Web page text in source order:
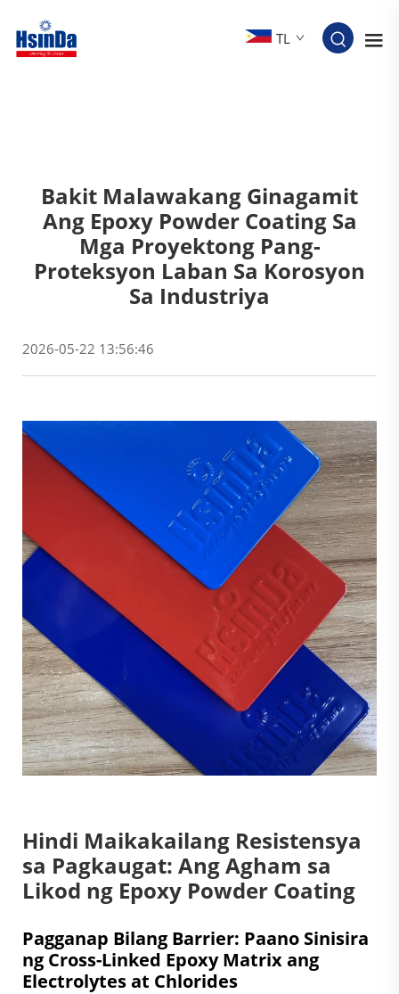
TL
Bakit Malawakang Ginagamit
Ang Epoxy Powder Coating Sa
Mga Proyektong Pang-
Proteksyon Laban Sa Korosyon
Sa Industriya
2026-05-22 13:56:46
Hindi Maikakailang Resistensya
sa Pagkaugat: Ang Agham sa
Likod ng Epoxy Powder Coating
Pagganap Bilang Barrier: Paano Sinisira
ng Cross-Linked Epoxy Matrix ang
Electrolytes at Chlorides